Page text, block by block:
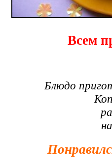
Всем
Блюдо